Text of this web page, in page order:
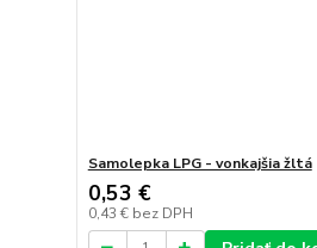
Samolepka LPG - vonkajšia žltá
0,53 €
0,43 € bez DPH